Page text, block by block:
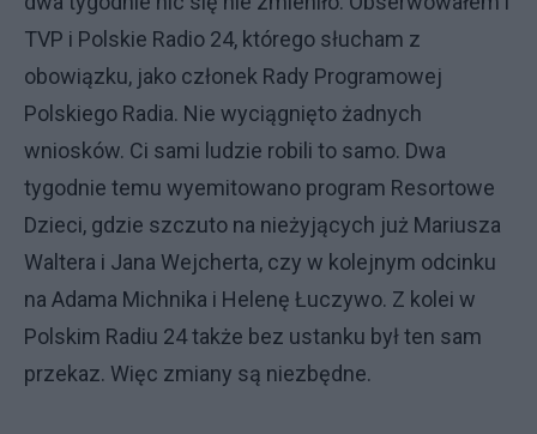
TVP i Polskie Radio 24, którego słucham z
obowiązku, jako członek Rady Programowej
Polskiego Radia. Nie wyciągnięto żadnych
wniosków. Ci sami ludzie robili to samo. Dwa
tygodnie temu wyemitowano program Resortowe
Dzieci, gdzie szczuto na nieżyjących już Mariusza
Waltera i Jana Wejcherta, czy w kolejnym odcinku
na Adama Michnika i Helenę Łuczywo. Z kolei w
Polskim Radiu 24 także bez ustanku był ten sam
przekaz. Więc zmiany są niezbędne.